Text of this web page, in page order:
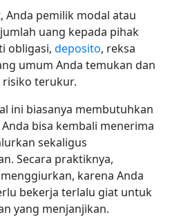
Anda pemilik modal atau
uang kepada pihak
obligasi, deposito, reksa
umum Anda temukan dan
terukur.
ini biasanya membutuhkan
bisa kembali menerima
sekaligus
Secara praktiknya,
karena Anda
bekerja terlalu giat untuk
yang menjanjikan.